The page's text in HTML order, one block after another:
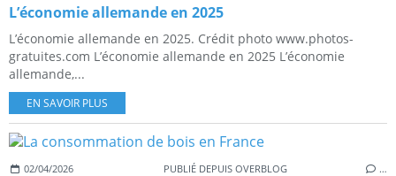
L’économie allemande en 2025
L’économie allemande en 2025. Crédit photo www.photos-
gratuites.com L’économie allemande en 2025 L’économie
allemande,...
EN SAVOIR PLUS
02/04/2026 PUBLIÉ DEPUIS OVERBLOG …